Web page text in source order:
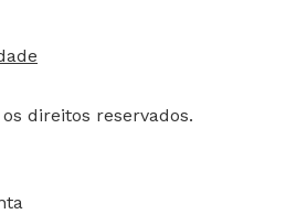
direitos reservados.